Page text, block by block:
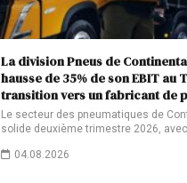
La division Pneus de
hausse de 35% de son EBIT au
transition vers un fabricant de
Le secteur des pneumatiques de
solide deuxième trimestre 2026,
04.08.2026